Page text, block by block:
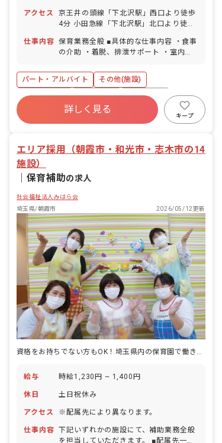
り）
アクセス
京王井の頭線「下北沢駅」西口より徒歩
4分 小田急線「下北沢駅」北口より徒歩
仕事内容 保育業務全般 ■具体的な仕事内容 ・食事
の介助 ・着脱、排泄サポート ・室内の
パート・アルバイト
その他(施設)
社会保険完備
残業少なめ
未経験歓迎
週2.3日~OK
詳しく見る
キープ
エリア採用（朝霞市・和光市・志木市の14
施設）
保育補助の求人
社会福祉法人みはら会
埼玉県/朝霞市
2026/05/12更新
給与 時給1,230円 ~ 1,400円
休日 土日祝休み
アクセス ※配属先により異なります。
仕事内容 下記いずれかの施設にて、補助業務全般
を担当していただきます。 ■配属先一覧